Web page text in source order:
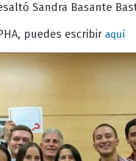
Sandra Basante
puedes escribir aquí